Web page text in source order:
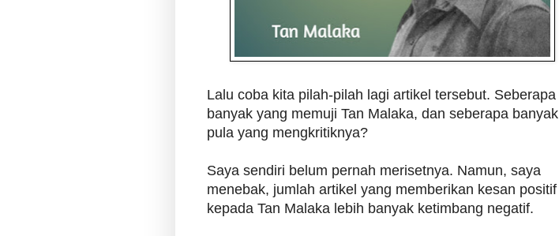
Lalu coba kita pilah-pilah lagi artikel tersebut. Seberapa
banyak yang memuji Tan Malaka, dan seberapa banyak
pula yang mengkritiknya?
Saya sendiri belum pernah merisetnya. Namun, saya
menebak, jumlah artikel yang memberikan kesan positif
kepada Tan Malaka lebih banyak ketimbang negatif.